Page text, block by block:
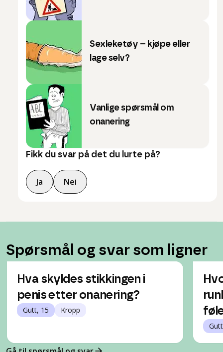
Sexleketøy – kjøpe eller
lage selv?
Vanlige spørsmål om
onanering
Fikk du svar på det du lurte på?
Ja Nei
Spørsmål og svar som ligner
Hva skyldes stikkingen i
penis etter onanering?
Gutt, 15 Kropp